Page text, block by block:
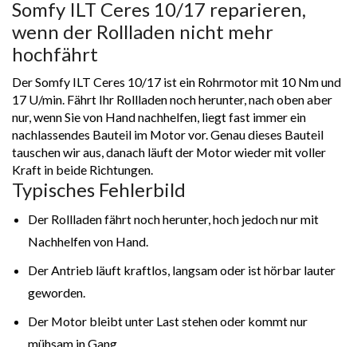
Somfy ILT Ceres 10/17 reparieren,
wenn der Rollladen nicht mehr
hochfährt
Der Somfy ILT Ceres 10/17 ist ein Rohrmotor mit 10 Nm und
17 U/min. Fährt Ihr Rollladen noch herunter, nach oben aber
nur, wenn Sie von Hand nachhelfen, liegt fast immer ein
nachlassendes Bauteil im Motor vor. Genau dieses Bauteil
tauschen wir aus, danach läuft der Motor wieder mit voller
Kraft in beide Richtungen.
Typisches Fehlerbild
Der Rollladen fährt noch herunter, hoch jedoch nur mit
Nachhelfen von Hand.
Der Antrieb läuft kraftlos, langsam oder ist hörbar lauter
geworden.
Der Motor bleibt unter Last stehen oder kommt nur
mühsam in Gang.